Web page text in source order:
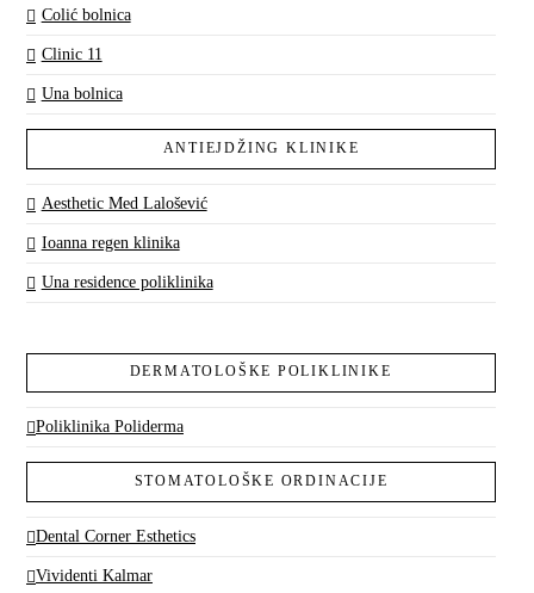
Colić bolnica
Clinic 11
Una bolnica
ANTIEJDŽING KLINIKE
Aesthetic Med Lalošević
Ioanna regen klinika
Una residence poliklinika
DERMATOLOŠKE POLIKLINIKE
Poliklinika Poliderma
STOMATOLOŠKE ORDINACIJE
Dental Corner Esthetics
Vividenti Kalmar